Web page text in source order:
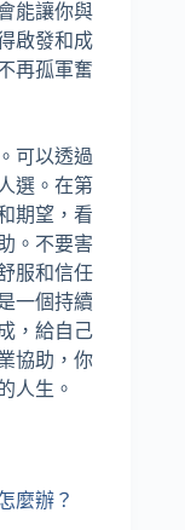
能讓你與
啟發和成
再孤軍奮
可以透過
選。在第
期望，看
。不要害
服和信任
一個持續
，給自己
協助，你
人生。
麼辦？